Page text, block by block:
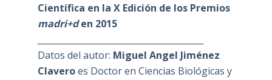
Científica en la X Edición de los Premios
madri+den 2015
Datos del autor: Miguel Angel Jiménez
Claveroes Doctor en Ciencias Biológicas y